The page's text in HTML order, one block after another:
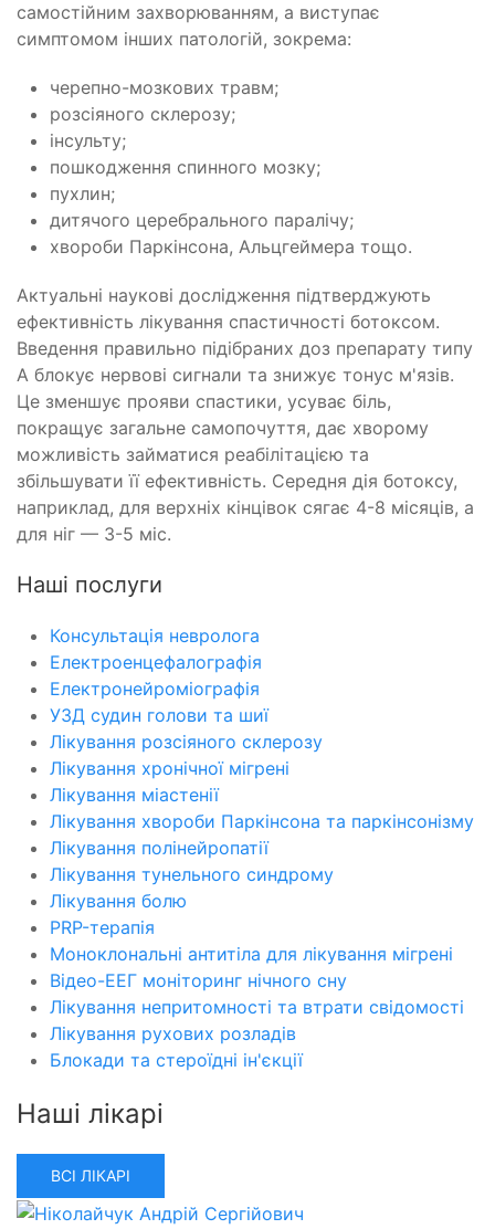
самостійним захворюванням, а виступає
симптомом інших патологій, зокрема:
черепно-мозкових травм;
розсіяного склерозу;
інсульту;
пошкодження спинного мозку;
пухлин;
дитячого церебрального паралічу;
хвороби Паркінсона, Альцгеймера тощо.
Актуальні наукові дослідження підтверджують
ефективність лікування спастичності ботоксом.
Введення правильно підібраних доз препарату типу
А блокує нервові сигнали та знижує тонус м'язів.
Це зменшує прояви спастики, усуває біль,
покращує загальне самопочуття, дає хворому
можливість займатися реабілітацією та
збільшувати її ефективність. Середня дія ботоксу,
наприклад, для верхніх кінцівок сягає 4-8 місяців, а
для ніг — 3-5 міс.
Наші послуги
Консультація невролога
Електроенцефалографія
Електронейроміографія
УЗД судин голови та шиї
Лікування розсіяного склерозу
Лікування хронічної мігрені
Лікування міастенії
Лікування хвороби Паркінсона та паркінсонізму
Лікування полінейропатії
Лікування тунельного синдрому
Лікування болю
PRP-терапія
Моноклональні антитіла для лікування мігрені
Відео-ЕЕГ моніторинг нічного сну
Лікування непритомності та втрати свідомості
Лікування рухових розладів
Блокади та стероїдні ін'єкції
Наші лікарі
ВСІ ЛІКАРІ